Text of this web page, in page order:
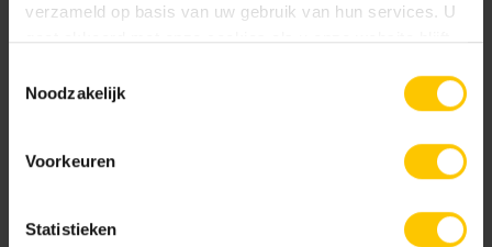
verzameld op basis van uw gebruik van hun services. U
gaat akkoord met onze cookies als u onze website blijft
Noodzakelijk
Voorkeuren
Statistieken
Ensuite, ils peuvent être remplis avec un substrat ou du
gravier grossier. Cela permet aux pavés en gazon de